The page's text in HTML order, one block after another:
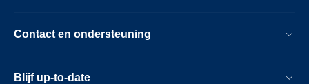
Contact en ondersteuning
Blijf up-to-date